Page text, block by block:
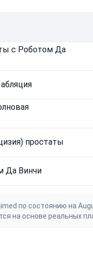
с Роботом Да
простаты
Да Винчи
по состоянию на
на основе реальных